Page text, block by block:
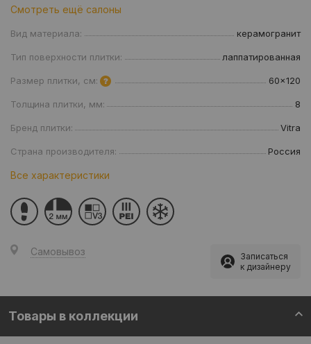
Смотреть ещё салоны
Вид материала: керамогранит
Тип поверхности плитки: лаппатированная
Размер плитки, см: 60x120
Толщина плитки, мм: 8
Бренд плитки: Vitra
Страна производителя: Россия
Все характеристики
Самовывоз
Записаться
к дизайнеру
Товары в коллекции